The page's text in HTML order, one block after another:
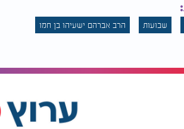
עצומה וחשובה לחג השבועות
שבועות הרב אברהם ישעיהו בן חמו